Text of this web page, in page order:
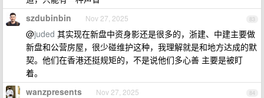
83
szdubinbin Nov 27, 2025
@juded 其实现在新盘中资身影还是很多的，浙建、中建主要做
新盘和公营房屋，很少碰维护这种，我理解就是和地方达成的默
契。他们在香港还挺规矩的，不是说他们多心善 主要是被盯
着。
84
wanzpresents Nov 27, 2025